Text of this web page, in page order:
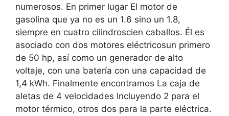
numerosos. En primer lugar El motor de
gasolina que ya no es un 1.6 sino un 1.8,
siempre en cuatro cilindroscien caballos. Él es
asociado con dos motores eléctricosun primero
de 50 hp, así como un generador de alto
voltaje, con una batería con una capacidad de
1,4 kWh. Finalmente encontramos La caja de
aletas de 4 velocidades Incluyendo 2 para el
motor térmico, otros dos para la parte eléctrica.